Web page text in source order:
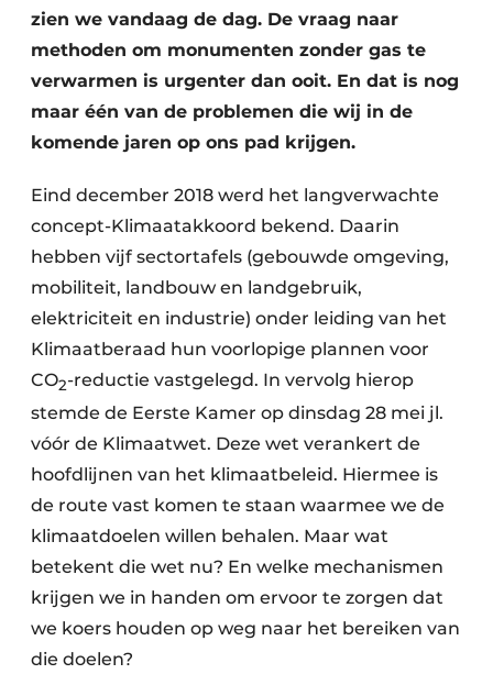
Kopen/Huren/Leasen
Bouwtransport
zien we vandaag de dag. De vraag naar
methoden om monumenten zonder gas te
verwarmen is urgenter dan ooit. En dat is nog
maar één van de problemen die wij in de
komende jaren op ons pad krijgen.
Eind december 2018 werd het langverwachte
concept-Klimaatakkoord bekend. Daarin
hebben vijf sectortafels (gebouwde omgeving,
mobiliteit, landbouw en landgebruik,
elektriciteit en industrie) onder leiding van het
Klimaatberaad hun voorlopige plannen voor
CO2-reductie vastgelegd. In vervolg hierop
stemde de Eerste Kamer op dinsdag 28 mei jl.
vóór de Klimaatwet. Deze wet verankert de
hoofdlijnen van het klimaatbeleid. Hiermee is
de route vast komen te staan waarmee we de
klimaatdoelen willen behalen. Maar wat
betekent die wet nu? En welke mechanismen
krijgen we in handen om ervoor te zorgen dat
we koers houden op weg naar het bereiken van
die doelen?